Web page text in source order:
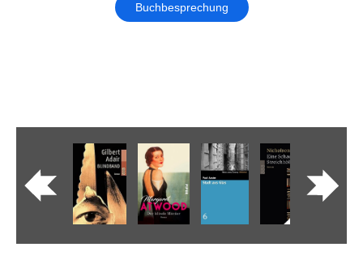
Buchbesprechung